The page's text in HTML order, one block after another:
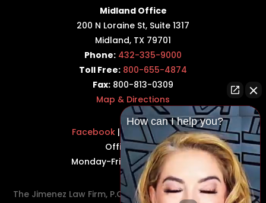
Midland Office
200 N Loraine St, Suite 1317
Midland, TX 79701
Phone: 432-335-9000
Toll Free: 800-655-4874
Fax: 800-813-0309
Map & Directions
Facebook |Twitter|
LinkedIn
Office Hours:
Monday-Friday: 8:30AM–5PM
The Jimenez Law Firm, P.C., represents residents of the
How can I help you?